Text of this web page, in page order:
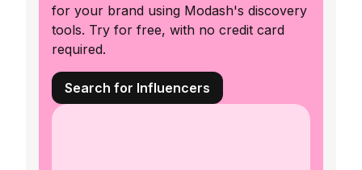
for your brand using Modash's discovery
tools. Try for free, with no credit card
required.
Search for Influencers